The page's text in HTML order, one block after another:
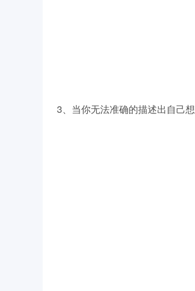
3、当你无法准确的描述出自己